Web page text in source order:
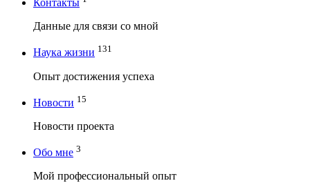
Контакты
Данные для связи со мной
Наука жизни 131
Опыт достижения успеха
Новости 15
Новости проекта
Обо мне 3
Мой профессиональный опыт